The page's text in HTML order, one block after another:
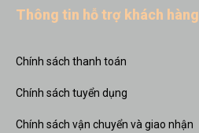
Thông tin hỗ trợ khách hàng
Chính sách thanh toán
Chính sách tuyển dụng
Chính sách vận chuyển và giao nhận